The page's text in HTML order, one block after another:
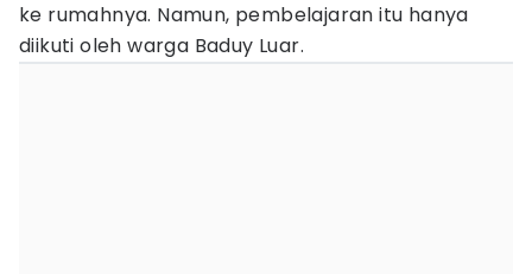
ke rumahnya. Namun, pembelajaran itu hanya
diikuti oleh warga Baduy Luar.